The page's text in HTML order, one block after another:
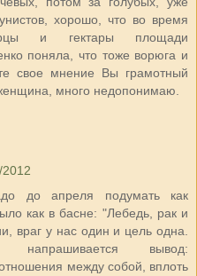
хорошо, что во время
и гектары площади
поняла, что тоже ворюга и
свое мнение Вы грамотный
много недопонимаю.
2012
до апреля подумать как
как в басне: "Лебедь, рак и
враг у нас один и цель одна.
напрашивается вывод:
между собой, вплоть